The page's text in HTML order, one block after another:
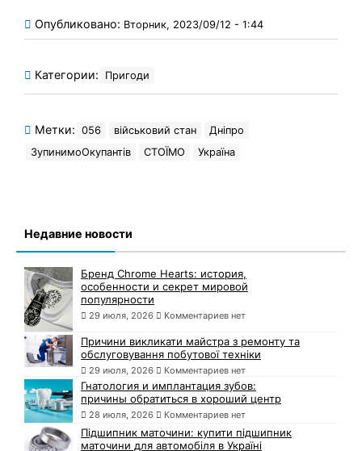
Опубликовано: Вторник, 2023/09/12 - 1:44
Категории: Пригоди
Метки: 056 військовий стан
Дніпро
ЗупинимоОкупантів
СТОЇМО Україна
Недавние новости
Бренд Chrome Hearts: история,
особенности и секрет мировой
популярности
29 июля, 2026 Комментариев нет
Причини викликати майстра з ремонту та
обслуговування побутової техніки
29 июля, 2026 Комментариев нет
Гнатология и имплантация зубов:
причины обратиться в хороший центр
28 июля, 2026 Комментариев нет
Підшипник маточини: купити підшипник
маточини для автомобіля в Україні